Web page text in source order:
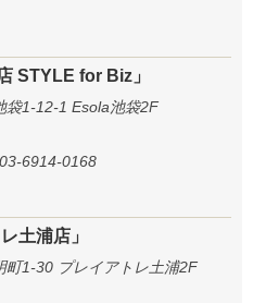
STYLE for Biz」
袋1-12-1 Esola池袋2F
6914-0168
土浦店」
町1-30 プレイアトレ土浦2F